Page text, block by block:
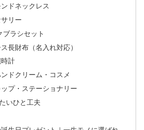
ドネックレス
リー
ラシセット
長財布（名入れ対応）
計
ドクリーム・コスメ
プ・ステーショナリー
いひと工夫